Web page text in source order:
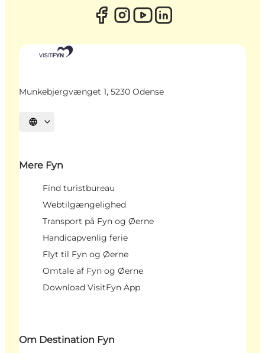
Munkebjergvænget 1, 5230 Odense
Vælg sprog
Mere Fyn
Find turistbureau
Webtilgængelighed
Transport på Fyn og Øerne
Handicapvenlig ferie
Flyt til Fyn og Øerne
Omtale af Fyn og Øerne
Download VisitFyn App
Om Destination Fyn